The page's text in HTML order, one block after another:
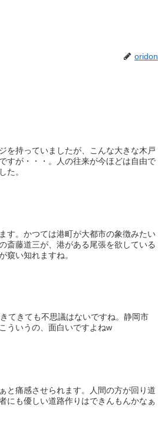
oridon
を持っていましたが、こんな大きな木戸
すが・・・。人の往来が今ほどは自由で
た。
す。かつては港町が大都市の象徴みたい
斎藤道三が、港がある尾張を欲している
窺い知れますね。
てきても不思議はないですね。静岡市
ういうの、面白いですよねw
と痛感させられます。人間の方が回り道
にも優しい道路作りはできんもんかなぁ